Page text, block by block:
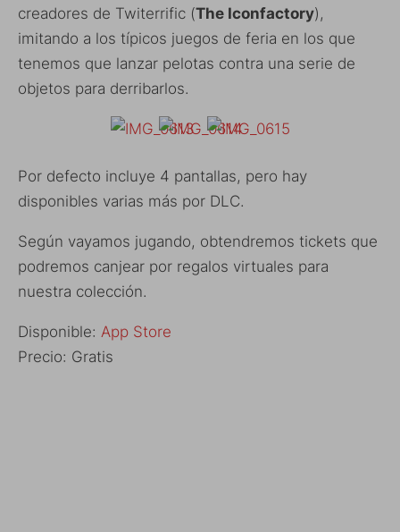
creadores de Twiterrific (The Iconfactory),
imitando a los típicos juegos de feria en los que
tenemos que lanzar pelotas contra una serie de
objetos para derribarlos.
Por defecto incluye 4 pantallas, pero hay
disponibles varias más por DLC.
Según vayamos jugando, obtendremos tickets que
podremos canjear por regalos virtuales para
nuestra colección.
Disponible: App Store
Precio: Gratis